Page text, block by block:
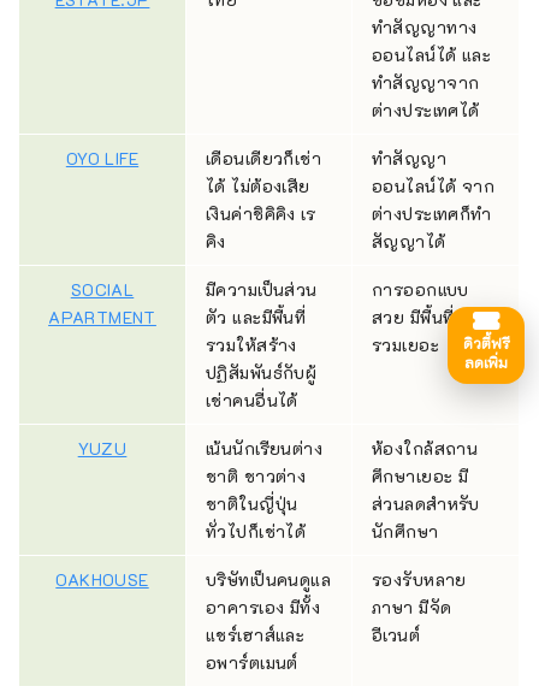
ทำสัญญาทาง
ออนไลน์ได้ และ
ทำสัญญาจาก
ต่างประเทศได้
OYO LIFE
เดือนเดียวก็เช่า
ได้ ไม่ต้องเสีย
เงินค่าชิคิคิง เร
คิง
ทำสัญญา
ออนไลน์ได้ จาก
ต่างประเทศก็ทำ
สัญญาได้
SOCIAL
APARTMENT
มีความเป็นส่วน
ตัว และมีพื้นที่
รวมให้สร้าง
ปฏิสัมพันธ์กับผู้
เช่าคนอื่นได้
การออกแบบ
สวย มีพื้นที่ส่วน
รวมเยอะ
YUZU
เน้นนักเรียนต่าง
ชาติ ชาวต่าง
ชาติในญี่ปุ่น
ทั่วไปก็เช่าได้
ห้องใกล้สถาน
ศึกษาเยอะ มี
ส่วนลดสำหรับ
นักศึกษา
OAKHOUSE
บริษัทเป็นคนดูแล
อาคารเอง มีทั้ง
แชร์เฮาส์และ
อพาร์ตเมนต์
รองรับหลาย
ภาษา มีจัด
อีเวนต์
ดิวตี้ฟรี
ลดเพิ่ม